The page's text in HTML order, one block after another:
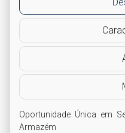
Oportunidade Única em
Armazém